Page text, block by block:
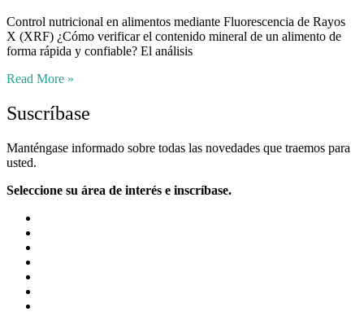
Control nutricional en alimentos mediante Fluorescencia de Rayos
X (XRF) ¿Cómo verificar el contenido mineral de un alimento de
forma rápida y confiable? El análisis
Read More »
Suscríbase
Manténgase informado sobre todas las novedades que traemos para
usted.
Seleccione su área de interés e inscríbase.